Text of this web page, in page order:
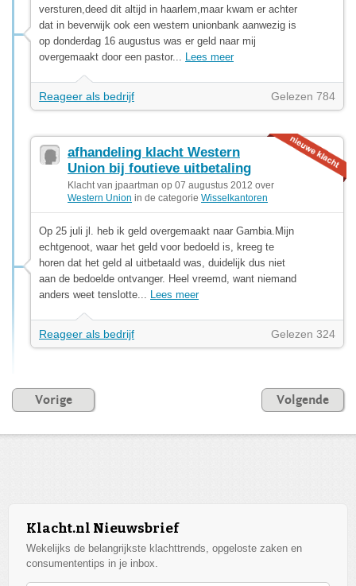
versturen,deed dit altijd in haarlem,maar kwam er achter
dat in beverwijk ook een western unionbank aanwezig is
op donderdag 16 augustus was er geld naar mij
overgemaakt door een pastor... Lees meer
Reageer als bedrijf Gelezen 784
afhandeling klacht Western
Union bij foutieve uitbetaling
Klacht van jpaartman op 07 augustus 2012 over
Western Union in de categorie Wisselkantoren
Op 25 juli jl. heb ik geld overgemaakt naar Gambia.Mijn
echtgenoot, waar het geld voor bedoeld is, kreeg te
horen dat het geld al uitbetaald was, duidelijk dus niet
aan de bedoelde ontvanger. Heel vreemd, want niemand
anders weet tenslotte... Lees meer
Reageer als bedrijf Gelezen 324
Vorige Volgende
Klacht.nl Nieuwsbrief
Wekelijks de belangrijkste klachttrends, opgeloste zaken en
consumententips in je inbox.